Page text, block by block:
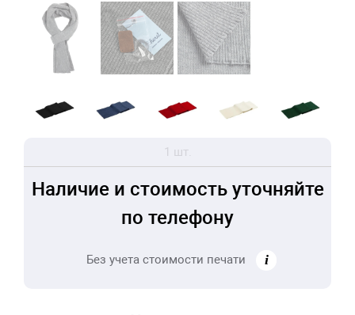
1 шт.
Наличие и стоимость уточняйте
по телефону
Без учета стоимости печати